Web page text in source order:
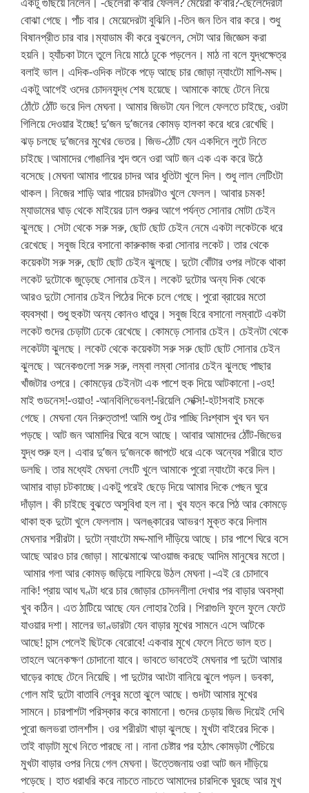
বোঝা গেছে। পাঁচ বার। মেয়েদেরটা বুঝিনি।-তিন জন তিন বার করে। শুধু
বিষানপ্রীত চার বার।ম্যাডাম কী করে বুঝলেন, সেটা আর জিজ্ঞেস করা
হয়নি। হ্যাঁচকা টানে তুলে নিয়ে মাঠে ঢুকে পড়লেন। মাঠ না বলে যুদ্ধক্ষেত্র
বলাই ভাল। এদিক-ওদিক লটকে পড়ে আছে চার জোড়া ন্যাংটো মাগি-মদ্দ।
একটু আগেই ওদের চোদনযুদ্ধ শেষ হয়েছে। আমাকে কাছে টেনে নিয়ে
ঠোঁটে ঠোঁট ভরে দিল মেঘনা। আমার জিভটা যেন গিলে ফেলতে চাইছে, ওরটা
গিলিয়ে দেওয়ার ইচ্ছে! দু’জন দু’জনের কোমড় হালকা করে ধরে রেখেছি।
ঝড় চলছে দু’জনের মুখের ভেতর। জিভ-ঠোঁট যেন একদিনে লুটে নিতে
চাইছে।আমাদের গোঙানির শব্দ শুনে ওরা আট জন এক এক করে উঠে
বসেছে।মেঘনা আমার গায়ের চাদর আর ধুতিটা খুলে দিল। শুধু লাল লেটিংটা
থাকল। নিজের শাড়ি আর গায়ের চাদরটাও খুলে ফেলল। আবার চমক!
ম্যাডামের ঘাড় থেকে মাইয়ের ঢাল শুরুর আগে পর্যন্ত সোনার মোটা চেইন
ঝুলছে। সেটা থেকে সরু সরু, ছোট ছোট চেইন নেমে একটা লকেটকে ধরে
রেখেছে। সবুজ হিরে বসানো কারুকাজ করা সোনার লকেট। তার থেকে
কয়েকটা সরু সরু, ছোট ছোট চেইন ঝুলছে। দুটো বোঁটার ওপর লটকে থাকা
লকেট দুটোকে জুড়েছে সোনার চেইন। লকেট দুটোর অন্য দিক থেকে
আরও দুটো সোনার চেইন পিঠের দিকে চলে গেছে। পুরো ব্রায়ের মতো
ব্যবস্থা। শুধু হুকটা অন্য কোনও ধাতুর। সবুজ হিরে বসানো লম্বাটে একটা
লকেট গুদের চেড়াটা ঢেকে রেখেছে। কোমড়ে সোনার চেইন। চেইনটা থেকে
লকেটটা ঝুলছে। লকেট থেকে কয়েকটা সরু সরু ছোট ছোট সোনার চেইন
ঝুলছে। অনেকগুলো সরু সরু, লম্বা লম্বা সোনার চেইন ঝুলছে পাছার
খাঁজটার ওপরে। কোমড়ের চেইনটা এক পাশে হুক দিয়ে আটকানো।-ওহ!
মাই গুডনেস!-ওয়াও! -আনবিলিভেবল!-রিয়েলি সেক্সি!-হট!সবাই চমকে
গেছে। মেঘনা যেন নিরুত্তাপ! আমি শুধু টের পাচ্ছি নিঃশ্বাস খুব ঘন ঘন
পড়ছে। আট জন আমাদির ঘিরে বসে আছে। আবার আমাদের ঠোঁট-জিভের
যুদ্ধ শুরু হল। এবার দু’জন দু’জনকে জাপটে ধরে একে অন্যের শরীরে হাত
ডলছি। তার মধ্যেই মেঘনা লেংটি খুলে আমাকে পুরো ন্যাংটো করে দিল।
আমার বাড়া চটকাচ্ছে।একটু পরেই ছেড়ে দিয়ে আমার দিকে পেছন ঘুরে
দাঁড়াল। কী চাইছে বুঝতে অসুবিধা হল না। খুব যত্ন করে পিঠ আর কোমড়ে
থাকা হুক দুটো খুলে ফেললাম। অলঙ্কারের আভরণ মুক্ত করে দিলাম
মেঘনার শরীরটা। দুটো ন্যাংটো মদ্দ-মাগি দাঁড়িয়ে আছে। চার পাশে ঘিরে বসে
আছে আরও চার জোড়া। মাঝেমাঝে আওয়াজ করছে আদিম মানুষের মতো।
আমার গলা আর কোমড় জড়িয়ে লাফিয়ে উঠল মেঘনা।-এই রে চোদাবে
নাকি! প্রায় আধ ঘণ্টা ধরে চার জোড়ার চোদনলীলা দেখার পর বাড়ার অবস্থা
খুব কঠিন। এত ঠাটিয়ে আছে যেন লোহার তৈরি। শিরাগুলি ফুলে ফুলে ফেটে
যাওয়ার দশা। মালের ভাণ্ডারটা যেন বাড়ার মুখের সামনে এসে আটকে
আছে! চান্স পেলেই ছিটকে বেরোবে! একবার মুখে ফেলে নিতে ভাল হত।
তাহলে অনেকক্ষণ চোদানো যাবে। ভাবতে ভাবতেই মেঘনার পা দুটো আমার
ঘাড়ের কাছে টেনে নিয়েছি। পা দুটোর আংটা বানিয়ে ঝুলে পড়ল। ডবকা,
গোল মাই দুটো বাতাবি লেবুর মতো ঝুলে আছে। গুদটা আমার মুখের
সামনে। চারপাশটা পরিস্কার করে কামানো। গুদের চেড়ায় জিভ দিয়েই দেখি
পুরো জলভরা তালশাঁস। ওর শরীরটা খাড়া ঝুলছে। মুখটা বাইরের দিকে।
তাই বাড়াটা মুখে নিতে পারছে না। নানা চেষ্টার পর হঠাৎ কোমড়টা পেঁচিয়ে
মুখটা বাড়ার ওপর নিয়ে গেল মেঘনা। উত্তেজনায় ওরা আট জন দাঁড়িয়ে
পড়েছে। হাত ধরাধরি করে নাচতে নাচতে আমাদের চারদিকে ঘুরছে আর মুখ